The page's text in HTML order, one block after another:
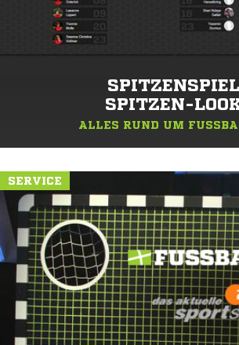
SPITZEN-
ALLES RUND UM
SERVICE